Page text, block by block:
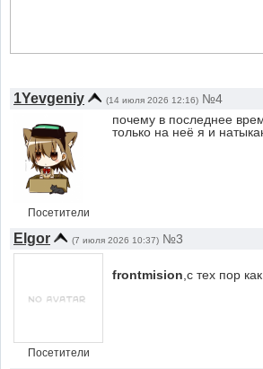
1Yevgeniy (14 июля 2026 12:16) №4
Посетители
почему в последнее
только на неё я и
Elgor (7 июля 2026 10:37) №3
Посетители
frontmision ,с тех пор